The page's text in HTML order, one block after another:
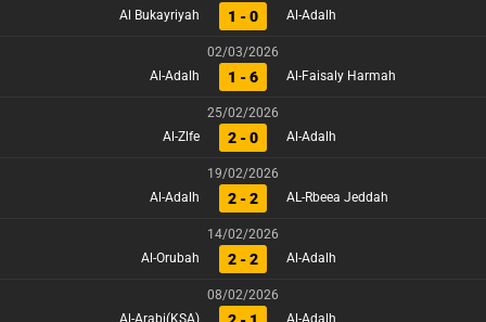
Al Bukayriyah
1 - 0 Al-Adalh
02/03/2026
Al-Adalh
1 - 6 Al-Faisaly Harmah
25/02/2026
Al-Zlfe
2 - 0 Al-Adalh
19/02/2026
Al-Adalh
2 - 2 AL-Rbeea Jeddah
14/02/2026
Al-Orubah
2 - 2 Al-Adalh
08/02/2026